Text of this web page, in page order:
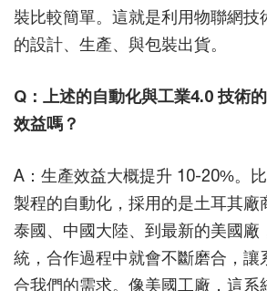
裝比較簡單。這就是利用物聯網技
的設計、生產、與包裝出貨。
Q：上述的自動化與工業4.0 技術
效益嗎？
A：生產效益大概提升 10-20%。
製程的自動化，採用的是土耳其廠
泰國、中國大陸、到最新的美國廠
統，合作過程中就會不斷磨合，讓
合我們的需求。像美國工廠，這系